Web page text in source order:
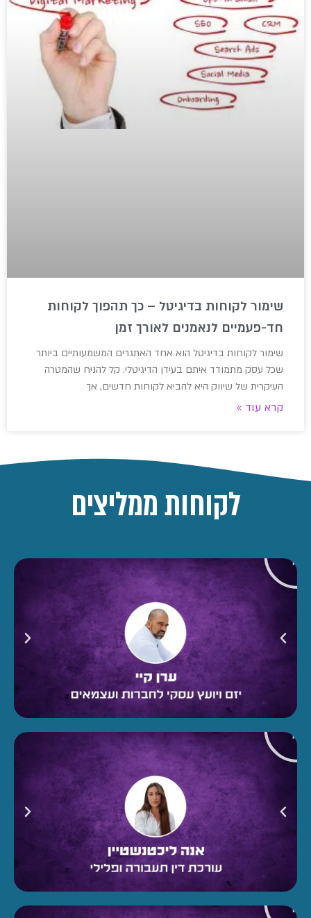
שימור לקוחות בדיגיטל – כך תהפוך לקוחות
חד-פעמיים לנאמנים לאורך זמן
שימור לקוחות בדיגיטל הוא אחד האתגרים המשמעותיים ביותר
שכל עסק מתמודד איתם בעידן הדיגיטלי. קל להניח שהמטרה
העיקרית של שיווק היא להביא לקוחות חדשים, אך
קרא עוד »
לקוחות ממליצים